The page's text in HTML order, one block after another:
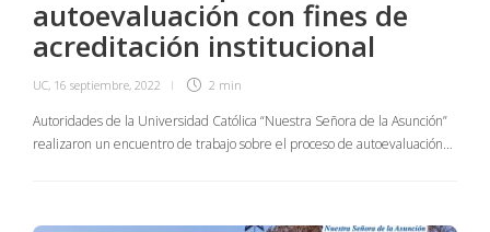
autoevaluación con fines de
acreditación institucional
UC, 16 septiembre, 2022 2 min
Autoridades de la Universidad Católica “Nuestra Señora de la Asunción”
realizaron un encuentro de trabajo sobre el proceso de autoevaluación…